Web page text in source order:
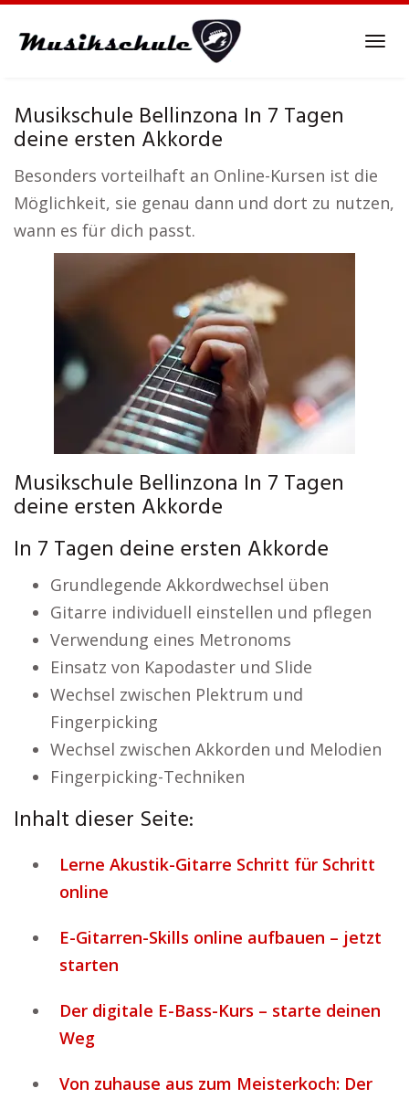
Musikschule Bellinzona In 7 Tagen
deine ersten Akkorde
Besonders vorteilhaft an Online-Kursen ist die
Möglichkeit, sie genau dann und dort zu nutzen,
wann es für dich passt.
Musikschule Bellinzona In 7 Tagen
deine ersten Akkorde
In 7 Tagen deine ersten Akkorde
Grundlegende Akkordwechsel üben
Gitarre individuell einstellen und pflegen
Verwendung eines Metronoms
Einsatz von Kapodaster und Slide
Wechsel zwischen Plektrum und
Fingerpicking
Wechsel zwischen Akkorden und Melodien
Fingerpicking-Techniken
Inhalt dieser Seite:
Lerne Akustik-Gitarre Schritt für Schritt
online
E-Gitarren-Skills online aufbauen – jetzt
starten
Der digitale E-Bass-Kurs – starte deinen
Weg
Von zuhause aus zum Meisterkoch: Der